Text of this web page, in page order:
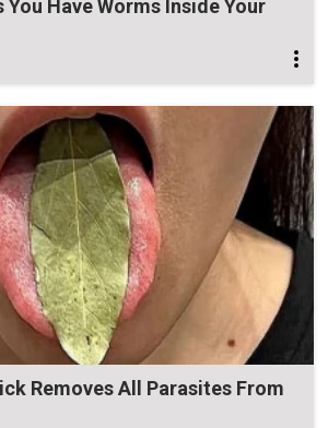
You Have Worms Inside Your
Removes All Parasites From